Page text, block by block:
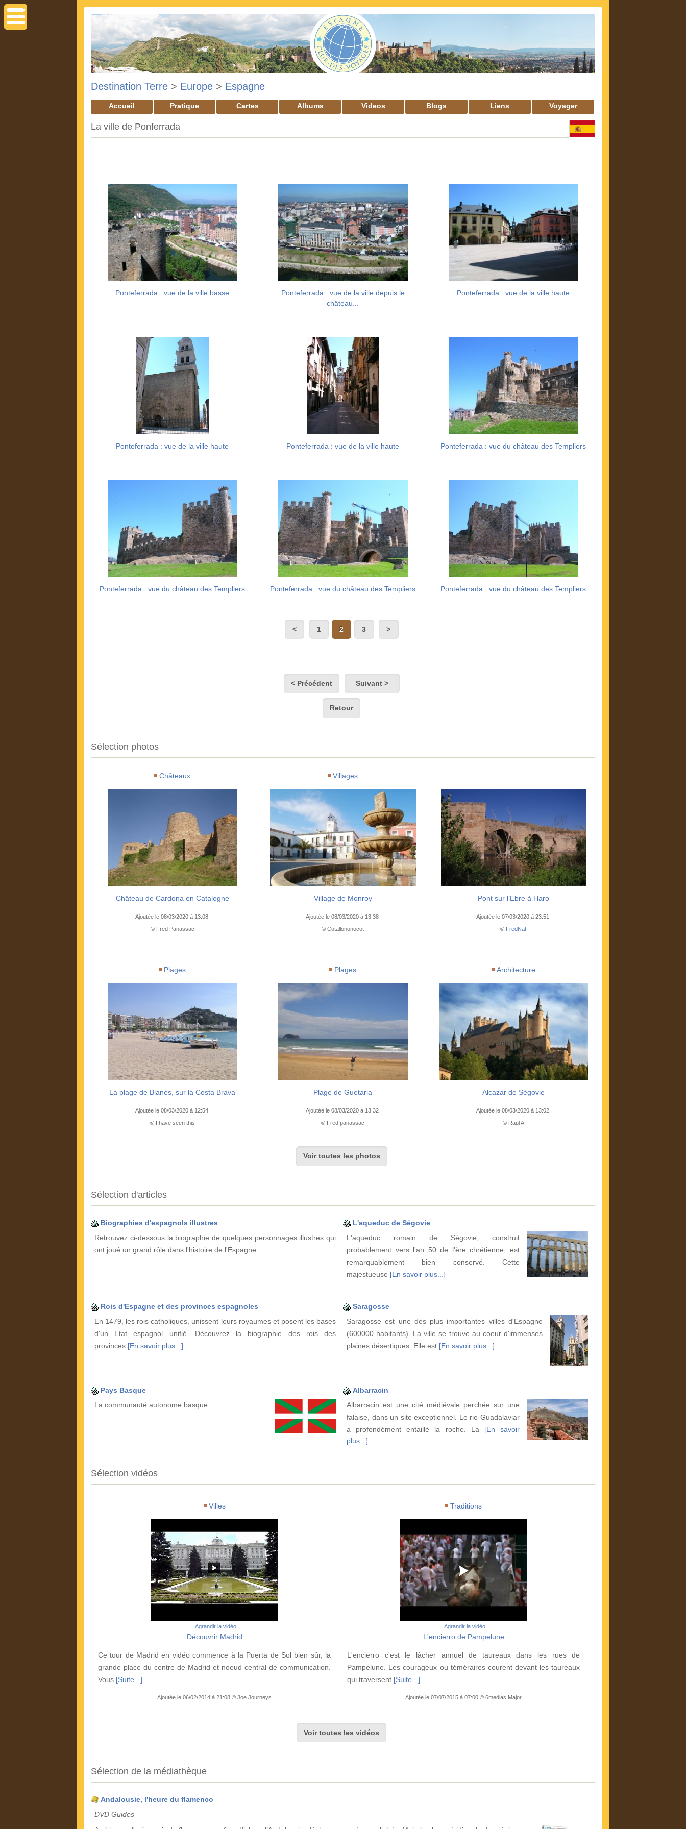
Destination Terre > Europe > Espagne
Accueil Pratique Cartes Albums Videos Blogs Liens Voyager
La ville de Ponferrada
Ponteferrada : vue de la ville basse
Ponteferrada : vue de la ville depuis le
château...
Ponteferrada : vue de la ville haute
Ponteferrada : vue de la ville haute Ponteferrada : vue de la ville haute Ponteferrada : vue du château des Templiers
Ponteferrada : vue du château des Templiers Ponteferrada : vue du château des Templiers Ponteferrada : vue du château des Templiers
1 2 3
< Précédent Suivant >
Retour
Sélection photos
Châteaux
Château de Cardona en Catalogne
Ajoutée le 08/03/2020 à 13:08
© Fred Panassac
Villages
Village de Monroy
Ajoutée le 08/03/2020 à 13:38
© Cotallononocot
Pont sur l’Ebre à Haro
Ajoutée le 07/03/2020 à 23:51
© FredNat
Plages
La plage de Blanes, sur la Costa Brava
Ajoutée le 08/03/2020 à 12:54
© I have seen this
Plages
Plage de Guetaria
Ajoutée le 08/03/2020 à 13:32
© Fred panassac
Architecture
Alcazar de Ségovie
Ajoutée le 08/03/2020 à 13:02
© Raul A
Voir toutes les photos
Sélection d'articles
Biographies d'espagnols illustres
Retrouvez ci-dessous la biographie de quelques personnages illustres qui
ont joué un grand rôle dans l'histoire de l'Espagne.
L'aqueduc de Ségovie
L'aqueduc romain de Ségovie, construit
probablement vers l'an 50 de l'ère chrétienne, est
remarquablement bien conservé. Cette
majestueuse [En savoir plus...]
Rois d'Espagne et des provinces espagnoles
En 1479, les rois catholiques, unissent leurs royaumes et posent les bases
d'un Etat espagnol unifié. Découvrez la biographie des rois des
provinces [En savoir plus...]
Saragosse
Saragosse est une des plus importantes villes d'Espagne
(600000 habitants). La ville se trouve au coeur d'immenses
plaines désertiques. Elle est [En savoir plus...]
Pays Basque
La communauté autonome basque
Albarracin
Albarracin est une cité médiévale perchée sur une
falaise, dans un site exceptionnel. Le rio Guadalaviar
a profondément entaillé la roche. La [En savoir
plus...]
Sélection vidéos
Villes
Agrandir la vidéo
Découvrir Madrid
Ce tour de Madrid en vidéo commence à la Puerta de Sol bien sûr, la
grande place du centre de Madrid et noeud central de communication.
Vous [Suite...]
Ajoutée le 06/02/2014 à 21:08 © Joe Journeys
Traditions
Agrandir la vidéo
L'encierro de Pampelune
L'encierro c'est le lâcher annuel de taureaux dans les rues de
Pampelune. Les courageux ou téméraires courent devant les taureaux
qui traversent [Suite...]
Ajoutée le 07/07/2015 à 07:00 © 6medias Major
Voir toutes les vidéos
Sélection de la médiathèque
Andalousie, l'heure du flamenco
DVD Guides